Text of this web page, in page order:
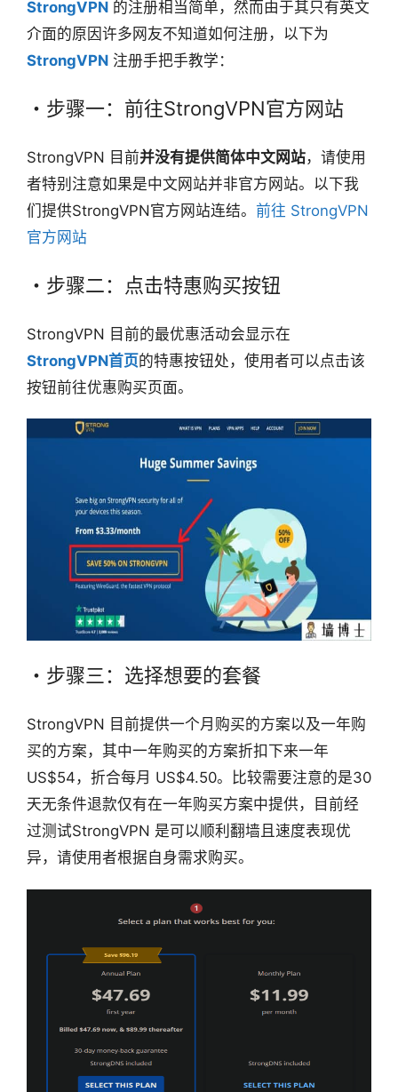
StrongVPN 的注册相当简单，然而由于其只有英文
介面的原因许多网友不知道如何注册，以下为
StrongVPN 注册手把手教学：
・步骤一：前往StrongVPN官方网站
StrongVPN 目前并没有提供简体中文网站，请使用
者特别注意如果是中文网站并非官方网站。以下我
们提供StrongVPN官方网站连结。 前往 StrongVPN
官方网站
・步骤二：点击特惠购买按钮
StrongVPN 目前的最优惠活动会显示在
StrongVPN首页的特惠按钮处，使用者可以点击该
按钮前往优惠购买页面。
・步骤三：选择想要的套餐
StrongVPN 目前提供一个月购买的方案以及一年购
买的方案，其中一年购买的方案折扣下来一年
US$54，折合每月 US$4.50。比较需要注意的是30
天无条件退款仅有在一年购买方案中提供，目前经
过测试StrongVPN 是可以顺利翻墙且速度表现优
异，请使用者根据自身需求购买。